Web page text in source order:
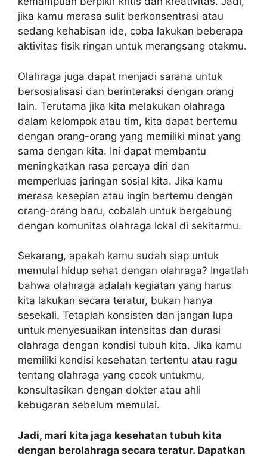
jika kamu merasa sulit berkonsentrasi atau
sedang kehabisan ide, coba lakukan beberapa
aktivitas fisik ringan untuk merangsang otakmu.
Olahraga juga dapat menjadi sarana untuk
bersosialisasi dan berinteraksi dengan orang
lain. Terutama jika kita melakukan olahraga
dalam kelompok atau tim, kita dapat bertemu
dengan orang-orang yang memiliki minat yang
sama dengan kita. Ini dapat membantu
meningkatkan rasa percaya diri dan
memperluas jaringan sosial kita. Jika kamu
merasa kesepian atau ingin bertemu dengan
orang-orang baru, cobalah untuk bergabung
dengan komunitas olahraga lokal di sekitarmu.
Sekarang, apakah kamu sudah siap untuk
memulai hidup sehat dengan olahraga? Ingatlah
bahwa olahraga adalah kegiatan yang harus
kita lakukan secara teratur, bukan hanya
sesekali. Tetaplah konsisten dan jangan lupa
untuk menyesuaikan intensitas dan durasi
olahraga dengan kondisi tubuh kita. Jika kamu
memiliki kondisi kesehatan tertentu atau ragu
tentang olahraga yang cocok untukmu,
konsultasikan dengan dokter atau ahli
kebugaran sebelum memulai.
Jadi, mari kita jaga kesehatan tubuh kita
dengan berolahraga secara teratur. Dapatkan